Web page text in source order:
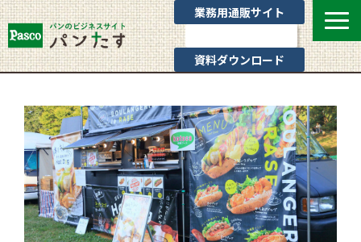
業務用通販サイト
資料ダウンロード
業態別提案
カテゴリ一覧
お役立ちブログ
Pascoのサポート
通販サイトのご案内